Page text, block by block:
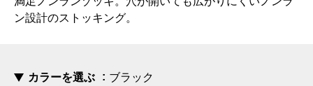
ン設計のストッキング。
カラーを選ぶ ブラック